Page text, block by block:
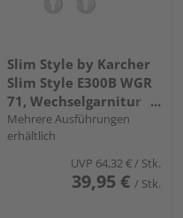
Slim Style by Karcher
Slim Style E300B WGR
71, Wechselgarnitur
rechts Edelst. matt
Mehrere Ausführungen
erhältlich
UVP 64,32 €/ Stk.
39,95 € / Stk.